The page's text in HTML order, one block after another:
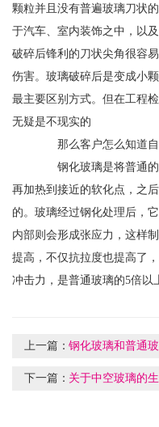
颗粒并且没有普遍玻璃刀状
于汽车、室内装饰之中，以
破碎后锋利的刀状尖角很容
伤害。玻璃破碎后是变成小
最主要区别方式。但在工程
无疑是不现实的
那么客户怎么知道自
钢化玻璃是将普通的
再加热到接近的软化点，之
的。玻璃经过钢化处理后，
内部则会形成张应力，这样
提高，不仅抗拉度也提高了
冲击力，是普通玻璃的5倍以
上一篇：钢化玻璃和普通
下一篇： 关于中空玻璃的